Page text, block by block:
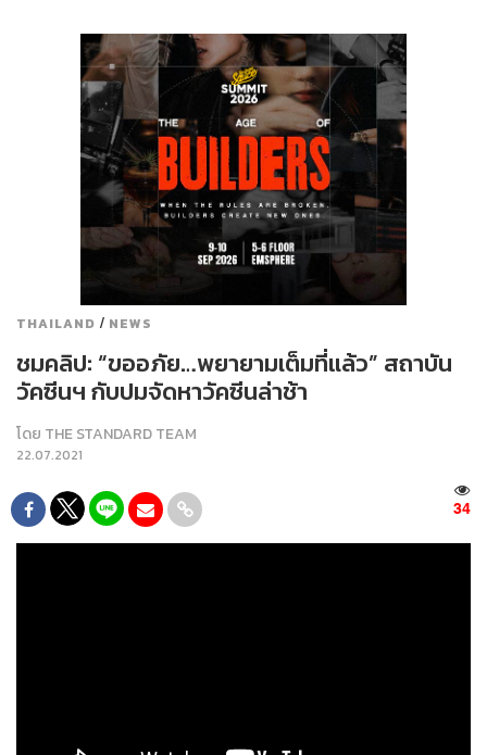
THAILAND / NEWS
ชมคลิป: “ขออภัย…พยายามเต็มที่แล้ว” สถาบัน
วัคซีนฯ กับปมจัดหาวัคซีนล่าช้า
โดย THE STANDARD TEAM
22.07.2021
34